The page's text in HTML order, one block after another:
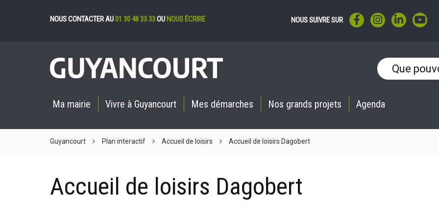
NOUS CONTACTER AU01 30 48 33 33OU NOUS ÉCRIRE NOUS SUIVRE SUR LIEN VERS LE COMPTE
LIEN VERS LE
LIEN VERS
Ma mairie Vivre à Guyancourt Mes démarches Nos grands projets Agenda
Guyancourt Plan interactif Accueil de loisirs Accueil de loisirs Dagobert
Accueil de loisirs Dagobert